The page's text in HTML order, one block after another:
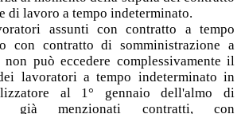
di lavoro a tempo indeterminato.
assunti con contratto a tempo
con contratto di somministrazione a
può eccedere complessivamente il
lavoratori a tempo indeterminato in
al 1° gennaio dell'almo di
già menzionati contratti, con